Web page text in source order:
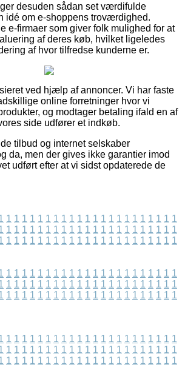
desuden sådan set værdifulde
idé om e-shoppens troværdighed.
e-firmaer som giver folk mulighed for at
af deres køb, hvilket ligeledes
af hvor tilfredse kunderne er.
ved hjælp af annoncer. Vi har faste
online forretninger hvor vi
og modtager betaling ifald en af
side udfører et indkøb.
tilbud og internet selskaber
da, men der gives ikke garantier imod
udført efter at vi sidst opdaterede de
1 1 1 1 1 1 1 1 1 1 1 1 1 1 1 1 1 1 1 1 1 1
1 1 1 1 1 1 1 1 1 1 1 1 1 1 1 1 1 1 1 1 1 1
1 1 1 1 1 1 1 1 1 1 1 1 1 1 1 1 1 1 1 1 1 1
1 1 1 1 1 1 1 1 1 1 1 1 1 1 1 1 1 1 1 1 1 1
1 1 1 1 1 1 1 1 1 1 1 1 1 1 1 1 1 1 1 1 1 1
1 1 1 1 1 1 1 1 1 1 1 1 1 1 1 1 1 1 1 1 1 1
1 1 1 1 1 1 1 1 1 1 1 1 1 1 1 1 1 1 1 1 1 1
1 1 1 1 1 1 1 1 1 1 1 1 1 1 1 1 1 1 1 1 1 1
1 1 1 1 1 1 1 1 1 1 1 1 1 1 1 1 1 1 1 1 1 1